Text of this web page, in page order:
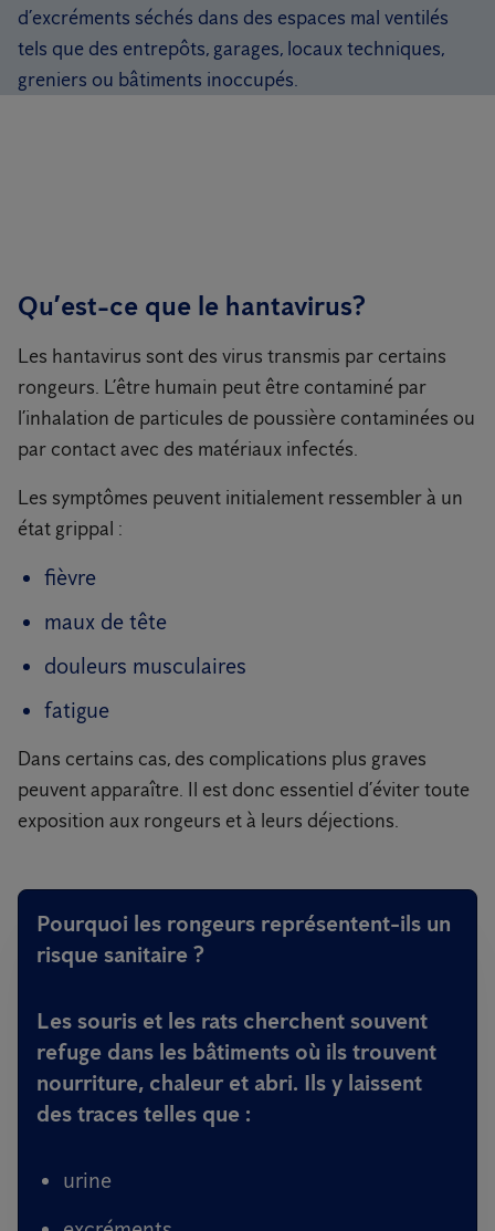
d’excréments séchés dans des espaces mal ventilés
tels que des entrepôts, garages, locaux techniques,
greniers ou bâtiments inoccupés.
Qu’est-ce que le hantavirus?
Les hantavirus sont des virus transmis par certains
rongeurs. L’être humain peut être contaminé par
l’inhalation de particules de poussière contaminées ou
par contact avec des matériaux infectés.
Les symptômes peuvent initialement ressembler à un
état grippal :
fièvre
maux de tête
douleurs musculaires
fatigue
Dans certains cas, des complications plus graves
peuvent apparaître. Il est donc essentiel d’éviter toute
exposition aux rongeurs et à leurs déjections.
Pourquoi les rongeurs représentent-ils un
risque sanitaire ?
Les souris et les rats cherchent souvent
refuge dans les bâtiments où ils trouvent
nourriture, chaleur et abri. Ils y laissent
des traces telles que :
urine